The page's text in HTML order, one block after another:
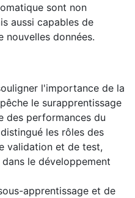
sont non
aussi capables de
nouvelles données.
l'importance de la
le surapprentissage
des performances du
les rôles des
validation et de test,
le développement
apprentissage et de